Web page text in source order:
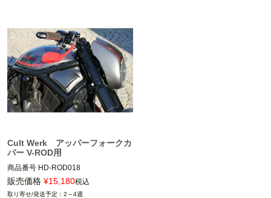
Cult Werk アッパーフォークカ
バー V-ROD用
商品番号 HD-ROD018
旧型番：963009
M型番：HD-ROD018
販売価格 ¥15,180税込
2～4週